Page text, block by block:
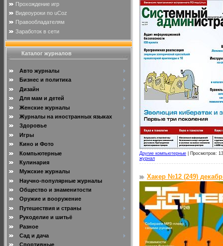
Прохождение игр
Видеоуроки по uCoz
Правообладателям
Заработок в сети
Каталог журналов
Авто журналы
Бизнес и политика
Дизайн
Для мам и детей
Женские журналы
Журналы на иностранных языках
Здоровье
Игры
Кино и Фото
Компьютерные
Кулинария
Мужские журналы
Научно-популярные журналы
Общество и знаменитости
Оружие и вооружение
Путешествия и страны
Рукоделие и шитьё
Разное
Сад и дача
Спортивные
Другие компьютерные
Просмотров:
журнал
Хакер №12 (249)